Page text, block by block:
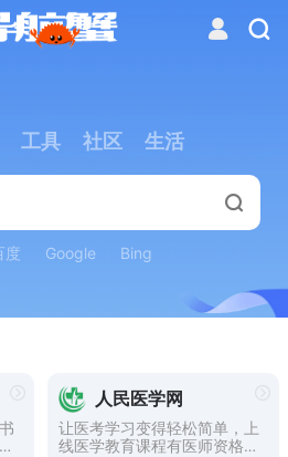
工具 社区 生活
度 Google Bing
人民医学网
让医考学习变得轻松简单，上
线医学教育课程有医师资格、